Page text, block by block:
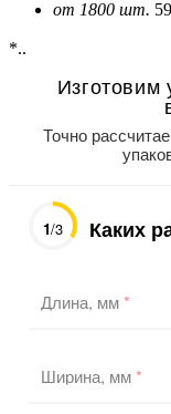
от 1800 шт.
*..
Изготовим
Точно
1/3 Каких
Длина, мм*
Ширина, мм*